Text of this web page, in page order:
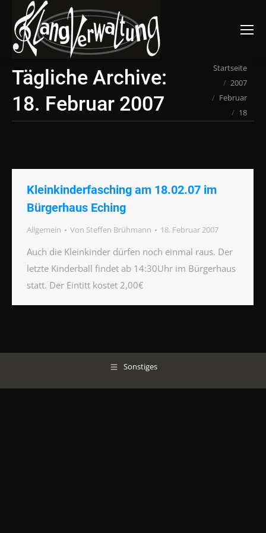
Suchen:
Tägliche Archive:
18. Februar 2007
Du bist hier:Startseite
2007
Februar
18
Kleinkinderfasching am 18.02.07 im
Bürgerhaus Eching
Allgemein Von Steffen Brühmann 18. Februar 2007
Auch die Kleinkinder dürfen noch einmal raus. Der
letzte Kinderball findet ab 14:30Uhr im Bürgerhaus
statt. Der Eintitt kostet 2,00€
Sonstiges